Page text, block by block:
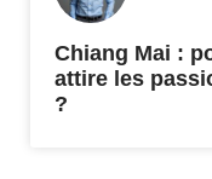
Chiang Mai :
attire les
?